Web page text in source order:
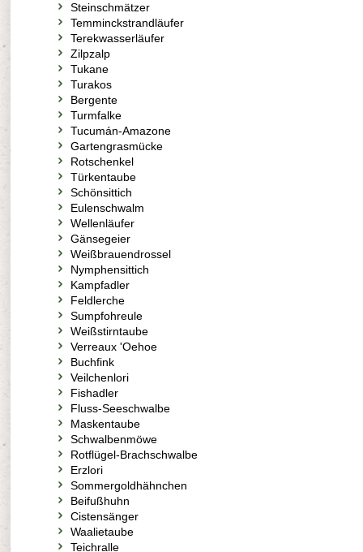
Steinschmätzer
Temminckstrandläufer
Terekwasserläufer
Zilpzalp
Tukane
Turakos
Bergente
Turmfalke
Tucumán-Amazone
Gartengrasmücke
Rotschenkel
Türkentaube
Schönsittich
Eulenschwalm
Wellenläufer
Gänsegeier
Weißbrauendrossel
Nymphensittich
Kampfadler
Feldlerche
Sumpfohreule
Weißstirntaube
Verreaux 'Oehoe
Buchfink
Veilchenlori
Fishadler
Fluss-Seeschwalbe
Maskentaube
Schwalbenmöwe
Rotflügel-Brachschwalbe
Erzlori
Sommergoldhähnchen
Beifußhuhn
Cistensänger
Waalietaube
Teichralle